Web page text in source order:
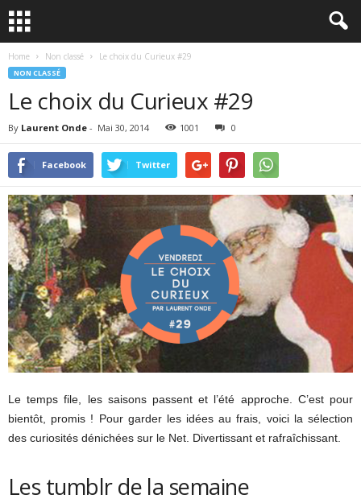
Home Non classé Le choix du Curieux #29
NON CLASSÉ
Le choix du Curieux #29
By Laurent Onde - Mai 30, 2014 1001 0
Facebook Twitter
Le temps file, les saisons passent et l’été approche. C’est pour
bientôt, promis ! Pour garder les idées au frais, voici la sélection
des curiosités dénichées sur le Net. Divertissant et rafraîchissant.
Les tumblr de la semaine